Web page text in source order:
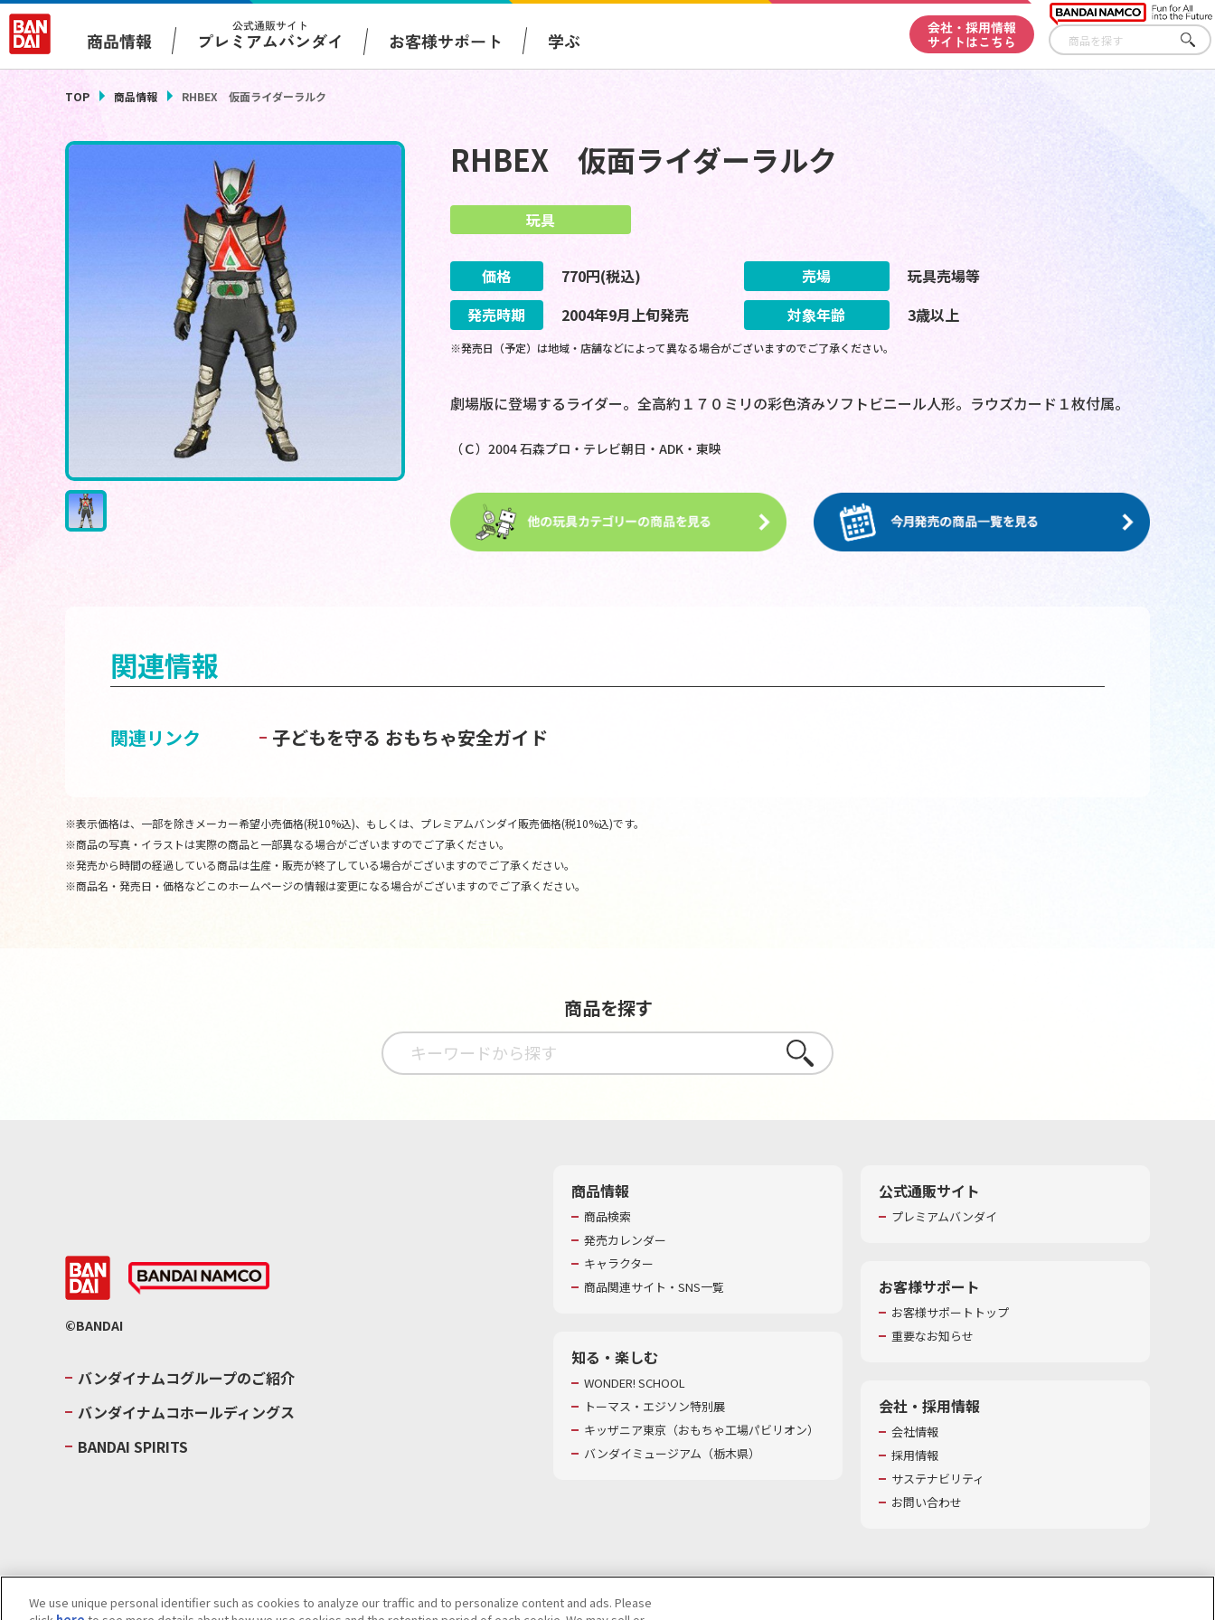
商品情報
公式通販サイト
プレミアムバンダイ お客様サポート 学ぶ
会社・採用情報
サイトはこちら
さが
す
TOP 商品情報 RHBEX 仮面ライダーラルク
RHBEX 仮面ライダーラルク
玩具
価格 770円(税込) 売場
玩具売場等
発売時期
2004年9月上旬発売 対象年齢 3歳以上
※発売日（予定）は地域・店舗などによって異なる場合がございますのでご了承ください。
劇場版に登場するライダー。全高約１７０ミリの彩色済みソフトビニール人形。ラウズカード１枚付属。
（Ｃ）2004 石森プロ・テレビ朝日・ADK・東映
関連情報
関連リンク 子どもを守る おもちゃ安全ガイド
※表示価格は、一部を除きメーカー希望小売価格(税10%込)、もしくは、プレミアムバンダイ販売価格(税10%込)です。
※商品の写真・イラストは実際の商品と一部異なる場合がございますのでご了承ください。
※発売から時間の経過している商品は生産・販売が終了している場合がございますのでご了承ください。
※商品名・発売日・価格などこのホームページの情報は変更になる場合がございますのでご了承ください。
商品を探す
さがす
©BANDAI
バンダイナムコグループのご紹介
バンダイナムコホールディングス
BANDAI SPIRITS
商品情報
商品検索
発売カレンダー
キャラクター
商品関連サイト・SNS一覧
知る・楽しむ
WONDER! SCHOOL
トーマス・エジソン特別展
キッザニア東京（おもちゃ工場パビリオン）​
バンダイミュージアム（栃木県）
公式通販サイト
プレミアムバンダイ
お客様サポート
お客様サポートトップ
重要なお知らせ
会社・採用情報
会社情報
採用情報
サステナビリティ
お問い合わせ
We use unique personal identifier such as cookies to analyze our traffic and to personalize content and ads. Please